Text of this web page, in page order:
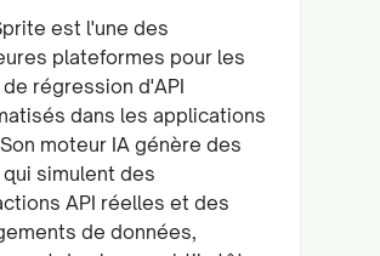
est l'une des
plateformes pour les
régression d'API
dans les applications
moteur IA génère des
simulent des
API réelles et des
de données,